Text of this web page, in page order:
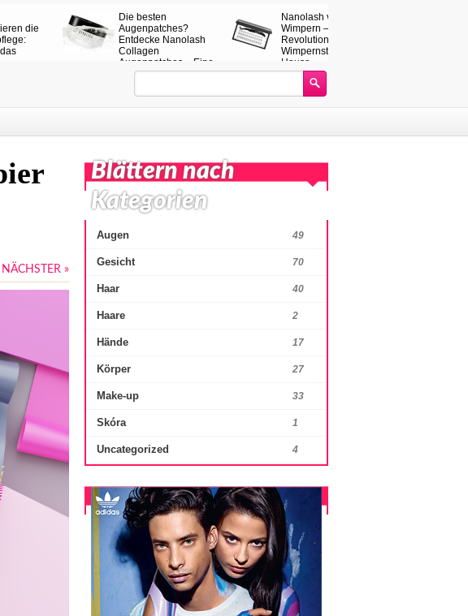
Die besten
Wimpernlifting Sets für
zu Hause – unsere
Top-Auswahl für
Salon-Ergebnisse
Das sind die
Wimperntuschen, die
am besten sind.
Prüfen Sie das
neueste Ranking der
Mascaras!
NÄCHSTER »
Blättern nach
Kategorien
Augen 49
Gesicht 70
Haar 40
Haare 2
Hände 17
Körper 27
Make-up 33
Skóra 1
Uncategorized 4